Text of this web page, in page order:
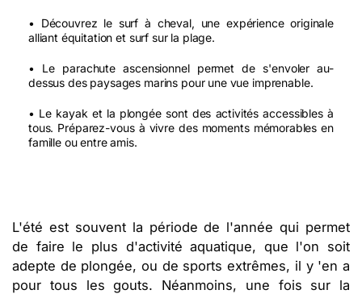
• Découvrez le surf à cheval, une expérience originale
alliant équitation et surf sur la plage.
• Le parachute ascensionnel permet de s'envoler au-
dessus des paysages marins pour une vue imprenable.
• Le kayak et la plongée sont des activités accessibles à
tous. Préparez-vous à vivre des moments mémorables en
famille ou entre amis.
L'été est souvent la période de l'année qui permet
de faire le plus d'activité aquatique, que l'on soit
adepte de plongée, ou de sports extrêmes, il y 'en a
pour tous les gouts. Néanmoins, une fois sur la